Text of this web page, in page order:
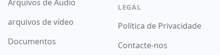
Arquivos de Áudio
arquivos de vídeo
Documentos
LEGAL
Política de Privacidade
Contacte-nos